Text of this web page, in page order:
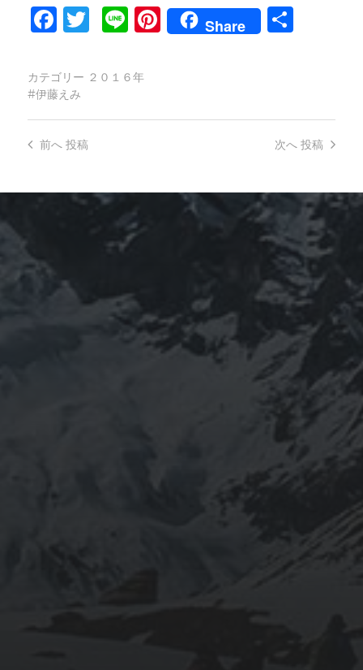
Facebook
Twitter
LinePinterest
Share
共
カテゴリー ２０１６年
伊藤えみ
次へ 投稿
前へ投稿